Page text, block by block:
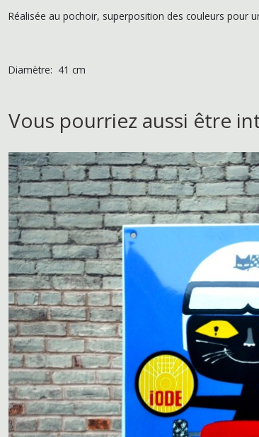
Réalisée au pochoir, superposition des couleurs pour
Diamètre: 41 cm
Vous pourriez aussi être